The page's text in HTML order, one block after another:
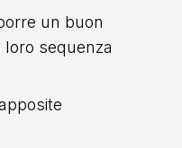
un buon
sequenza